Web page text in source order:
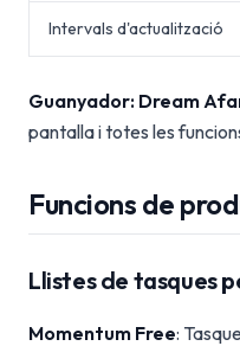
Intervals d'actualització
Guanyador: Dream
pantalla i totes les
Funcions de
Llistes de tasques
Momentum Free: